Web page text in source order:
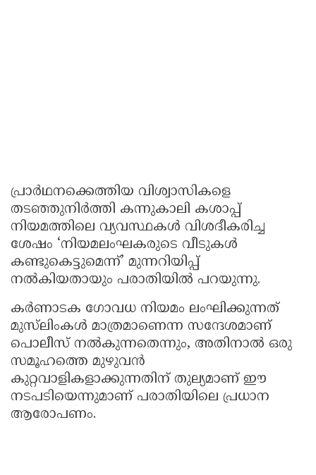
പ്രാർഥനക്കെത്തിയ വിശ്വാസികളെ
തടഞ്ഞുനിർത്തി കന്നുകാലി കശാപ്പ്
നിയമത്തിലെ വ്യവസ്ഥകൾ വിശദീകരിച്ച
ശേഷം ‘നിയമലംഘകരുടെ വീടുകൾ
കണ്ടുകെട്ടുമെന്ന്’ മുന്നറിയിപ്പ്
നൽകിയതായും പരാതിയിൽ പറയുന്നു.
കർണാടക ഗോവധ നിയമം ലംഘിക്കുന്നത്
മുസ്‌ലിംകൾ മാത്രമാണെന്ന സന്ദേശമാണ്
പൊലീസ് നൽകുന്നതെന്നും, അതിനാൽ ഒരു
സമൂഹത്തെ മുഴുവൻ
കുറ്റവാളികളാക്കുന്നതിന് തുല്യമാണ് ഈ
നടപടിയെന്നുമാണ് പരാതിയിലെ പ്രധാന
ആരോപണം.